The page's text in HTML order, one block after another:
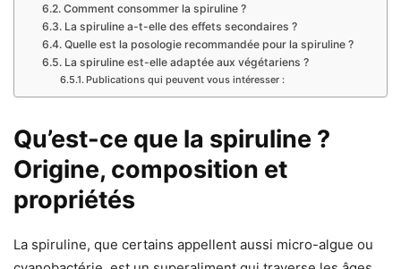
Comment consommer la spiruline ?
La spiruline a-t-elle des effets secondaires ?
Quelle est la posologie recommandée pour la spiruline ?
La spiruline est-elle adaptée aux végétariens ?
Publications qui peuvent vous intéresser :
Qu’est-ce que la spiruline ?
Origine, composition et
propriétés
La spiruline, que certains appellent aussi micro-algue ou